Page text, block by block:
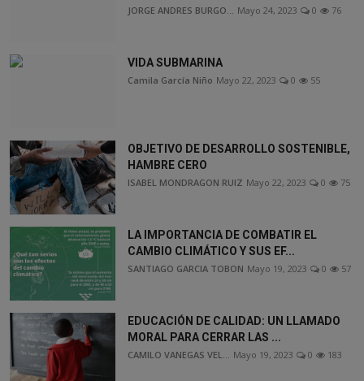
JORGE ANDRES BURGO... Mayo 24, 2023 0 76
VIDA SUBMARINA
Camila García Niño Mayo 22, 2023 0 55
OBJETIVO DE DESARROLLO SOSTENIBLE,
HAMBRE CERO
ISABEL MONDRAGON RUIZ Mayo 22, 2023 0 75
LA IMPORTANCIA DE COMBATIR EL
CAMBIO CLIMÁTICO Y SUS EF...
SANTIAGO GARCIA TOBON Mayo 19, 2023 0 57
EDUCACIÓN DE CALIDAD: UN LLAMADO
MORAL PARA CERRAR LAS ...
CAMILO VANEGAS VEL... Mayo 19, 2023 0 183